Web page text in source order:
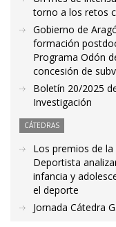
torno a los retos
Gobierno de
formación
Programa Odón
concesión de
Boletín 20/2025
Investigación
CÁTEDRAS
Los premios de
Deportista
infancia y
el deporte
Jornada Cátedra